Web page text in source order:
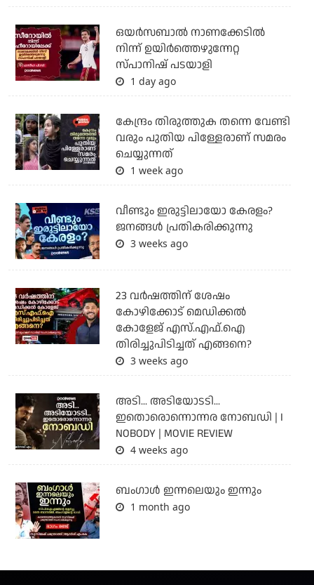
ഒയര്‍സബാൽ നാണക്കേടിൽ
നിന്ന് ഉയിർത്തെഴുന്നേറ്റ
സ്പാനിഷ് പടയാളി
1 day ago
കേന്ദ്രം തിരുത്തുക തന്നെ വേണ്ടി
വരും പുതിയ പിള്ളേരാണ് സമരം
ചെയ്യുന്നത്
1 week ago
വീണ്ടും ഇരുട്ടിലായോ കേരളം?
ജനങ്ങൾ പ്രതികരിക്കുന്നു
3 weeks ago
23 വർഷത്തിന് ശേഷം
കോഴിക്കോട് മെഡിക്കൽ
കോളേജ് എസ്.എഫ്.ഐ
തിരിച്ചുപിടിച്ചത് എങ്ങനെ?
3 weeks ago
അടി... അടിയോടടി...
ഇതൊരൊന്നൊന്നര നോബഡി | I
NOBODY | MOVIE REVIEW
4 weeks ago
ബംഗാള്‍ ഇന്നലെയും ഇന്നും
1 month ago